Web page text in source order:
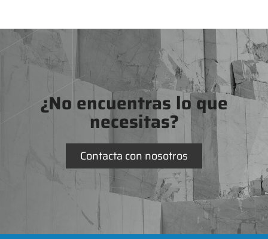
¿No encuentras lo que
necesitas?
Contacta con nosotros